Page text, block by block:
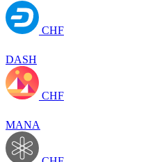
CHF
DASH
CHF
MANA